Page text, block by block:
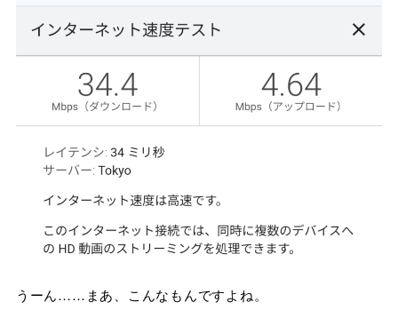
うーん……まあ、こんなもんですよね。